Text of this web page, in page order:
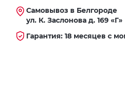
Самовывоз в Белгороде
ул. К. Заслонова д. 169 «Г»
Гарантия: 18 месяцев с